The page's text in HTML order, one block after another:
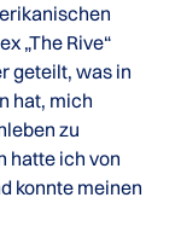
„The Rive“
geteilt, was in
hat, mich
zu
hatte ich von
konnte meinen